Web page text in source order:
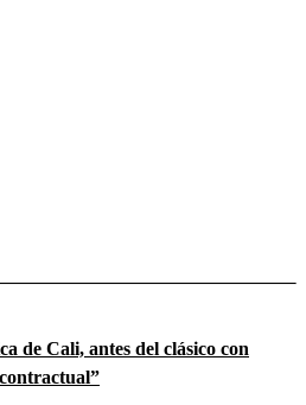
de Cali, antes del clásico con